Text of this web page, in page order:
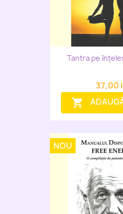
Tantra pe
37,00
shopping_cart
NOU